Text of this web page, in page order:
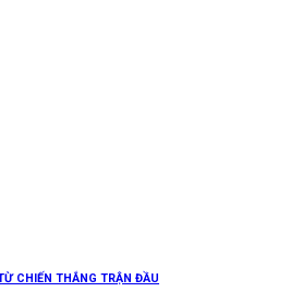
CHIẾN THẮNG TRẬN ĐẦU